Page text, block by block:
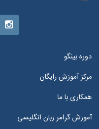
دوره بینگو
مرکز آموزش رایگان
همکاری با ما
آموزش گرامر زبان انگلیسی